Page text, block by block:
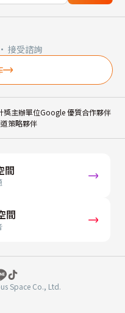
接受諮詢
獎主辦單位Google 優質合作夥伴
策略夥伴
間
間
Space Co., Ltd.